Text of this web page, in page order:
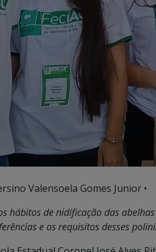
Valensoela Gomes Junior •
hábitos de nidificação das
e os requisitos desses